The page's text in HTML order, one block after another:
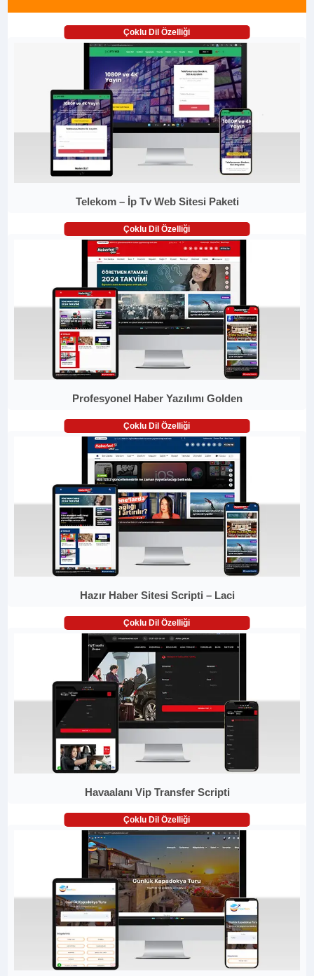
Çoklu Dil Özelliği
Telekom – İp Tv Web Sitesi Paketi
Çoklu Dil Özelliği
Profesyonel Haber Yazılımı Golden
Çoklu Dil Özelliği
Hazır Haber Sitesi Scripti – Laci
Çoklu Dil Özelliği
Havaalanı Vip Transfer Scripti
Çoklu Dil Özelliği